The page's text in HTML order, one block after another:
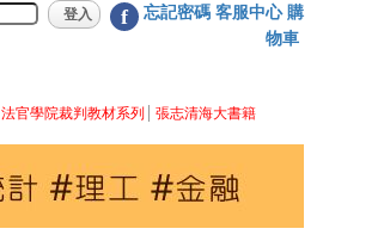
f 忘記密碼 客服中心 購
物車
法官學院裁判教材系列 張志清海大書籍